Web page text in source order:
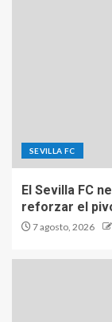
SEVILLA FC
El Sevilla FC
reforzar el
7 agosto, 2026